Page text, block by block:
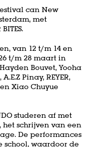
can New
met
van 12 t/m 14 en
t/m 28 maart in
Bouvet, Yooha
Pinay, REYER,
Xiao Chuyue
studeren af met
schrijven van een
De performances
waardoor de